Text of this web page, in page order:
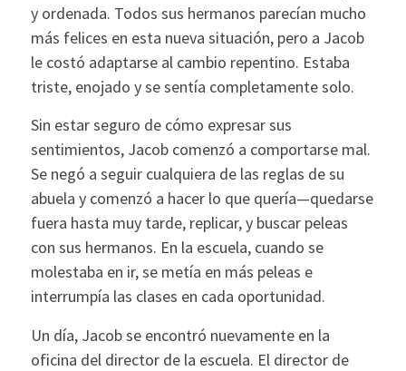
y ordenada. Todos sus hermanos parecían mucho
más felices en esta nueva situación, pero a Jacob
le costó adaptarse al cambio repentino. Estaba
triste, enojado y se sentía completamente solo.
Sin estar seguro de cómo expresar sus
sentimientos, Jacob comenzó a comportarse mal.
Se negó a seguir cualquiera de las reglas de su
abuela y comenzó a hacer lo que quería—quedarse
fuera hasta muy tarde, replicar, y buscar peleas
con sus hermanos. En la escuela, cuando se
molestaba en ir, se metía en más peleas e
interrumpía las clases en cada oportunidad.
Un día, Jacob se encontró nuevamente en la
oficina del director de la escuela. El director de